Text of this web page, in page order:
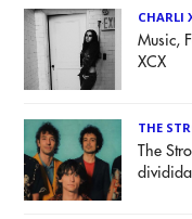
CHARLI
Music,
XCX
THE
The